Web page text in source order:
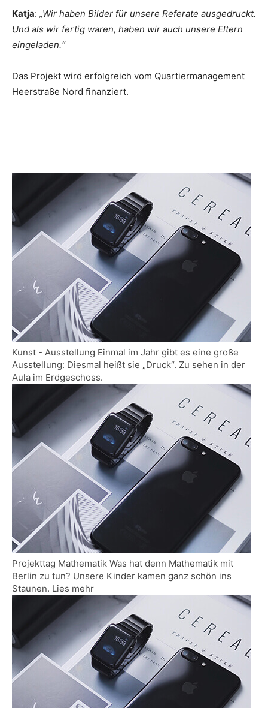
Katja: „Wir haben Bilder für unsere Referate ausgedruckt.
Und als wir fertig waren, haben wir auch unsere Eltern
eingeladen.“
Das Projekt wird erfolgreich vom Quartiermanagement
Heerstraße Nord finanziert.
Kunst - Ausstellung Einmal im Jahr gibt es eine große
Ausstellung: Diesmal heißt sie „Druck“. Zu sehen in der
Aula im Erdgeschoss.
Projekttag Mathematik Was hat denn Mathematik mit
Berlin zu tun? Unsere Kinder kamen ganz schön ins
Staunen. Lies mehr